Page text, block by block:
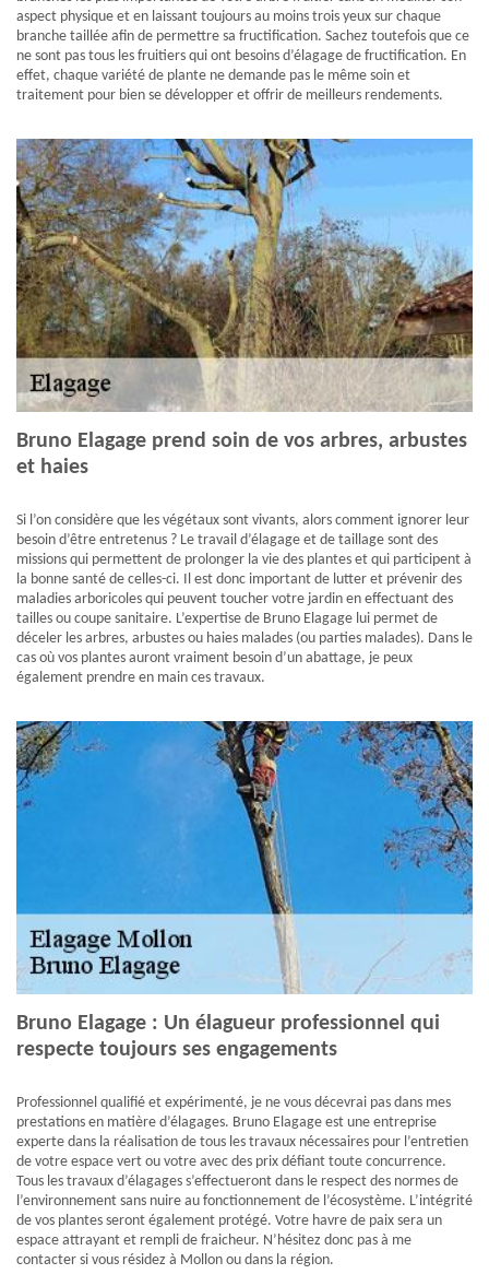
aspect physique et en laissant toujours au moins trois yeux sur chaque
branche taillée afin de permettre sa fructification. Sachez toutefois que ce
ne sont pas tous les fruitiers qui ont besoins d’élagage de fructification. En
effet, chaque variété de plante ne demande pas le même soin et
traitement pour bien se développer et offrir de meilleurs rendements.
Bruno Elagage prend soin de vos arbres, arbustes
et haies
Si l’on considère que les végétaux sont vivants, alors comment ignorer leur
besoin d’être entretenus ? Le travail d’élagage et de taillage sont des
missions qui permettent de prolonger la vie des plantes et qui participent à
la bonne santé de celles-ci. Il est donc important de lutter et prévenir des
maladies arboricoles qui peuvent toucher votre jardin en effectuant des
tailles ou coupe sanitaire. L’expertise de Bruno Elagage lui permet de
déceler les arbres, arbustes ou haies malades (ou parties malades). Dans le
cas où vos plantes auront vraiment besoin d’un abattage, je peux
également prendre en main ces travaux.
Bruno Elagage : Un élagueur professionnel qui
respecte toujours ses engagements
Professionnel qualifié et expérimenté, je ne vous décevrai pas dans mes
prestations en matière d’élagages. Bruno Elagage est une entreprise
experte dans la réalisation de tous les travaux nécessaires pour l’entretien
de votre espace vert ou votre avec des prix défiant toute concurrence.
Tous les travaux d’élagages s’effectueront dans le respect des normes de
l’environnement sans nuire au fonctionnement de l’écosystème. L’intégrité
de vos plantes seront également protégé. Votre havre de paix sera un
espace attrayant et rempli de fraicheur. N’hésitez donc pas à me
contacter si vous résidez à Mollon ou dans la région.